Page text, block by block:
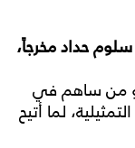
سلومحدادمخرجاً،
من ساهم في
لما أتيح